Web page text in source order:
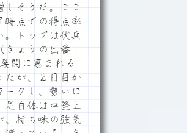
しそうだ。ここ
時点での得点率
。トップは伏兵
きょうの出番
開に恵まれる
たが、２日目か
ークし、勢いに
足自体は中堅上
、持ち味の強気